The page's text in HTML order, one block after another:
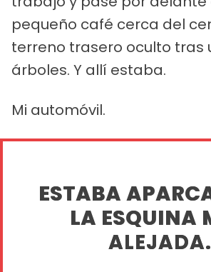
pequeño café cerca del
terreno trasero oculto tras
árboles. Y allí estaba.
Mi automóvil.
ESTABA
LA ESQUINA
ALEJADA.